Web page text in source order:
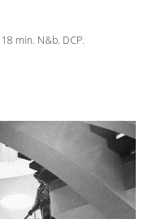
min. N&b. DCP.